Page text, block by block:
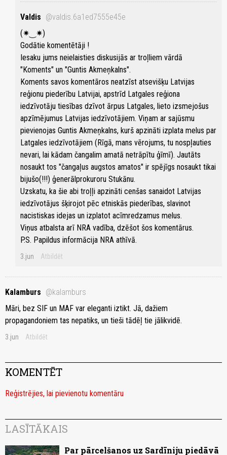
Valdis @valdis.6a1ed7555e45e
(⁠✷⁠‿⁠✷⁠)
Godātie komentētāji !
Iesaku jums neielaisties diskusijās ar troļliem vārdā
"Koments" un "Guntis Akmeņkalns".
Koments savos komentāros neatzīst atsevišķu Latvijas
reģionu piederību Latvijai, apstrīd Latgales reģiona
iedzīvotāju tiesības dzīvot ārpus Latgales, lieto izsmejošus
apzīmējumus Latvijas iedzīvotājiem. Viņam ar sajūsmu
pievienojas Guntis Akmeņkalns, kurš apzināti izplata melus par
Latgales iedzīvotājiem (Rīgā, mans vērojums, tu nospļauties
nevari, lai kādam čangalim amatā netrāpītu ģīmī). Jautāts
nosaukt tos "čangaļus augstos amatos" ir spējīgs nosaukt tikai
bijušo(!!!) ģenerālprokuroru Stukānu.
Uzskatu, ka šie abi troļļi apzināti cenšas sanaidot Latvijas
iedzīvotājus šķirojot pēc etniskās piederības, slavinot
nacistiskas idejas un izplatot acīmredzamus melus.
Viņus atbalsta arī NRA vadība, dzēšot šos komentārus.
P.S. Papildus informācija NRA athīvā.
3.jun Atbildēt
Kalamburs @kalamburs
Māri, bez SIF un MAF var eleganti iztikt. Jā, dažiem
propagandoniem tas nepatiks, un tieši tādēļ tie jālikvidē.
3.jun Atbildēt
KOMENTĒT
Reģistrējies, lai pievienotu komentāru
LASĪTĀKAIS
Par pārcelšanos uz Sardīniju piedāvā